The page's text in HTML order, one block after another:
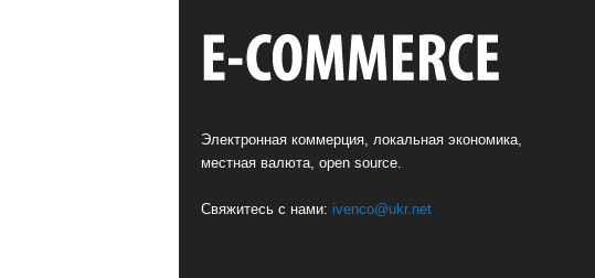
Электронная коммерция, локальная экономика,
местная валюта, open source.
Свяжитесь с нами: ivenco@ukr.net